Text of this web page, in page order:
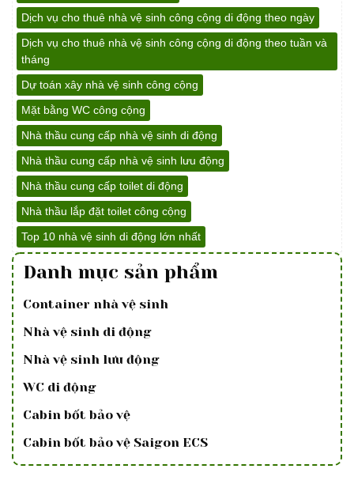
Dịch vụ cho thuê nhà vệ sinh công cộng di động theo ngày
Dịch vụ cho thuê nhà vệ sinh công cộng di động theo tuần và
tháng
Dự toán xây nhà vệ sinh công cộng
Mặt bằng WC công cộng
Nhà thầu cung cấp nhà vệ sinh di động
Nhà thầu cung cấp nhà vệ sinh lưu động
Nhà thầu cung cấp toilet di động
Nhà thầu lắp đặt toilet công cộng
Top 10 nhà vệ sinh di động lớn nhất
Danh mục sản phẩm
Container nhà vệ sinh
Nhà vệ sinh di động
Nhà vệ sinh lưu động
WC di động
Cabin bốt bảo vệ
Cabin bốt bảo vệ Saigon ECS